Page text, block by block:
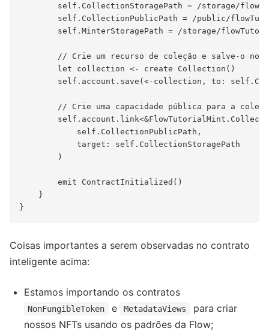
self.CollectionStoragePath = /storage/
self.CollectionPublicPath = /public/
self.MinterStoragePath = /storage/
// Crie um recurso de coleção e salve-o no
        let collection <- create Collection()
self.account.save(<-collection, to:
// Crie uma capacidade pública para a
            self.CollectionPublicPath,
            target: self.CollectionStoragePath
        )
        emit ContractInitialized()
    }
Coisas importantes a serem observadas no contrato
inteligente acima:
Estamos importando os contratos
NonFungibleToken e MetadataViews
para criar
nossos NFTs usando os padrões da Flow;